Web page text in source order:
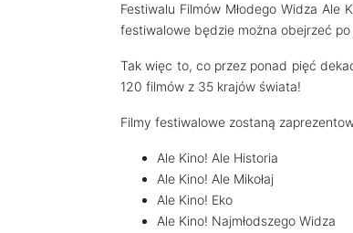
Festiwalu Filmów Młodego Widza
festiwalowe będzie można obejrzeć
Tak więc to, co przez ponad pięć
120 filmów z 35 krajów świata!
Filmy festiwalowe zostaną
Ale Kino! Ale Historia
Ale Kino! Ale Mikołaj
Ale Kino! Eko
Ale Kino! Najmłodszego Widza